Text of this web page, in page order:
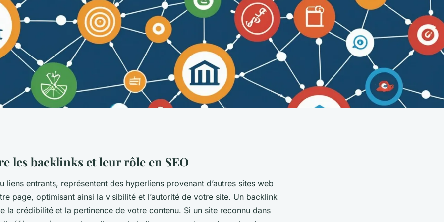
Clé pour
les backlinks et leur rôle en SEO
liens entrants, représentent des hyperliens provenant d’autres sites web
page, optimisant ainsi la visibilité et l’autorité de votre site. Un backlink
la crédibilité et la pertinence de votre contenu. Si un site reconnu dans